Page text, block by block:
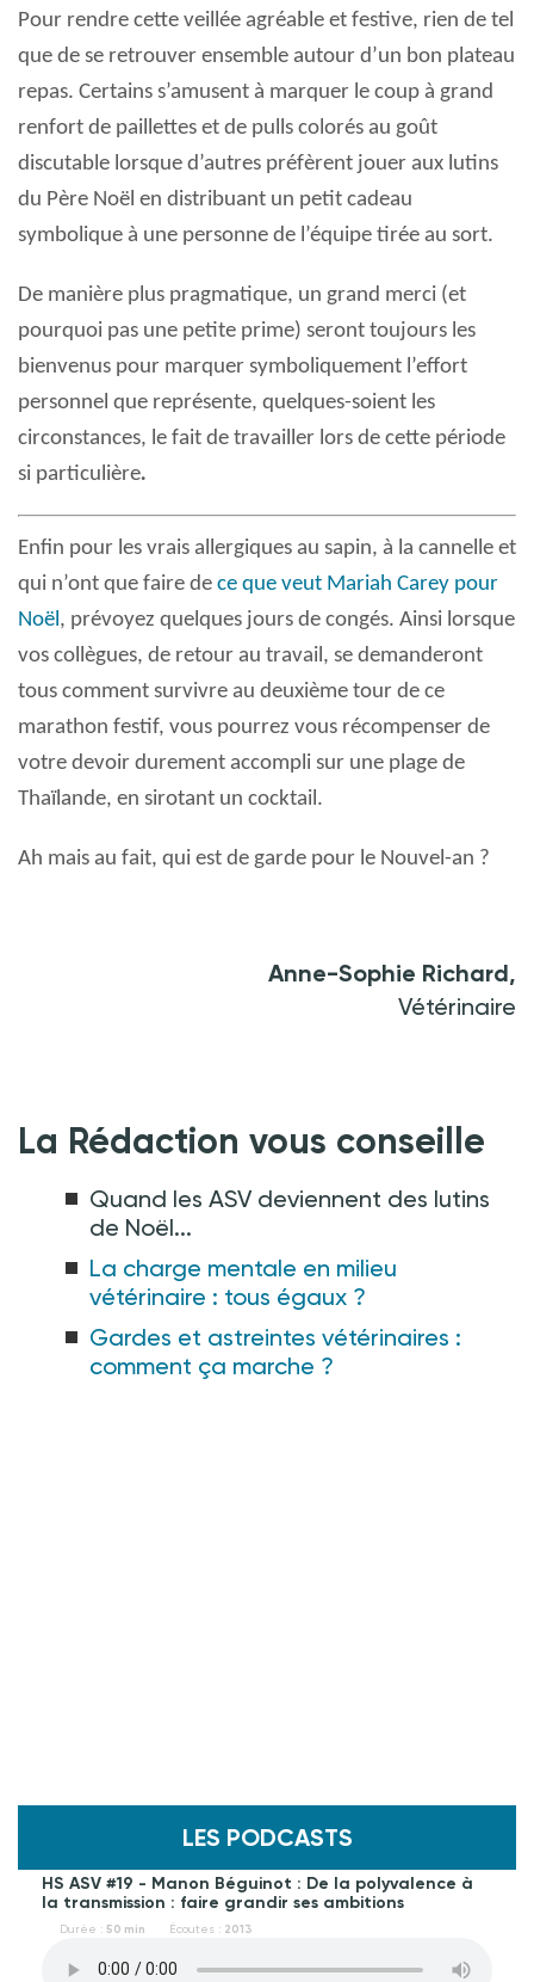
Pour rendre cette veillée agréable et festive, rien de tel
que de se retrouver ensemble autour d’un bon plateau
repas. Certains s’amusent à marquer le coup à grand
renfort de paillettes et de pulls colorés au goût
discutable lorsque d’autres préfèrent jouer aux lutins
du Père Noël en distribuant un petit cadeau
symbolique à une personne de l’équipe tirée au sort.
De manière plus pragmatique, un grand merci (et
pourquoi pas une petite prime) seront toujours les
bienvenus pour marquer symboliquement l’effort
personnel que représente, quelques-soient les
circonstances, le fait de travailler lors de cette période
si particulière.
Enfin pour les vrais allergiques au sapin, à la cannelle et
qui n’ont que faire de ce que veut Mariah Carey pour
Noël , prévoyez quelques jours de congés. Ainsi lorsque
vos collègues, de retour au travail, se demanderont
tous comment survivre au deuxième tour de ce
marathon festif, vous pourrez vous récompenser de
votre devoir durement accompli sur une plage de
Thaïlande, en sirotant un cocktail.
Ah mais au fait, qui est de garde pour le Nouvel-an ?
Anne-Sophie Richard,
Vétérinaire
La Rédaction vous conseille
Quand les ASV deviennent des lutins
de Noël...
La charge mentale en milieu
vétérinaire : tous égaux ?
Gardes et astreintes vétérinaires :
comment ça marche ?
LES PODCASTS
HS ASV #19 - Manon Béguinot : De la polyvalence à
la transmission : faire grandir ses ambitions
Durée : 50 min Écoutes : 2013